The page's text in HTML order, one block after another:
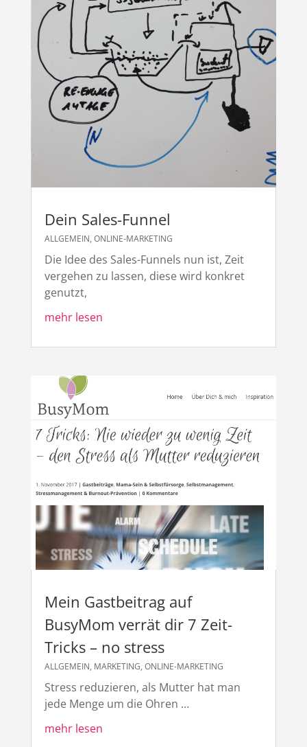
Dein Sales-Funnel
ALLGEMEIN, ONLINE-MARKETING
Die Idee des Sales-Funnels nun ist, Zeit
vergehen zu lassen, diese wird konkret
genutzt,
mehr lesen
Mein Gastbeitrag auf
BusyMom verrät dir 7 Zeit-
Tricks – no stress
ALLGEMEIN, MARKETING, ONLINE-MARKETING
Stress reduzieren, als Mutter hat man
jede Menge um die Ohren …
mehr lesen